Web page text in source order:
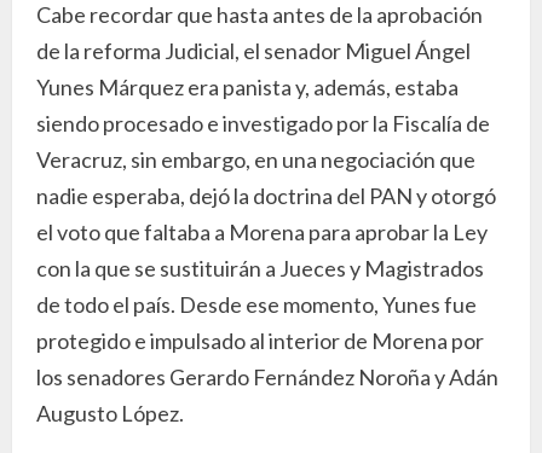
Cabe recordar que hasta antes de la aprobación
de la reforma Judicial, el senador Miguel Ángel
Yunes Márquez era panista y, además, estaba
siendo procesado e investigado por la Fiscalía de
Veracruz, sin embargo, en una negociación que
nadie esperaba, dejó la doctrina del PAN y otorgó
el voto que faltaba a Morena para aprobar la Ley
con la que se sustituirán a Jueces y Magistrados
de todo el país. Desde ese momento, Yunes fue
protegido e impulsado al interior de Morena por
los senadores Gerardo Fernández Noroña y Adán
Augusto López.